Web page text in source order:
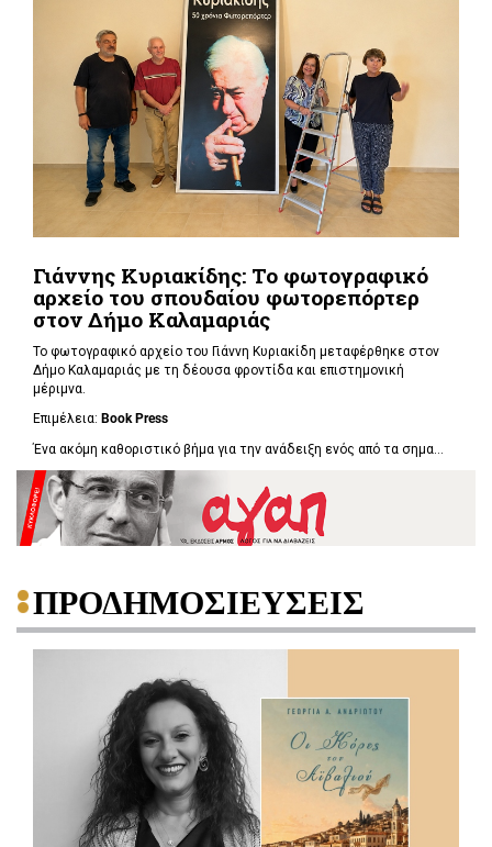
Γιάννης Κυριακίδης: Το φωτογραφικό
αρχείο του σπουδαίου φωτορεπόρτερ
στον Δήμο Καλαμαριάς
Το φωτογραφικό αρχείο του Γιάννη Κυριακίδη μεταφέρθηκε στον
Δήμο Καλαμαριάς με τη δέουσα φροντίδα και επιστημονική
μέριμνα.
Επιμέλεια: Book Press
Ένα ακόμη καθοριστικό βήμα για την ανάδειξη ενός από τα σημα...
ΠΡΟΔΗΜΟΣΙΕΥΣΕΙΣ